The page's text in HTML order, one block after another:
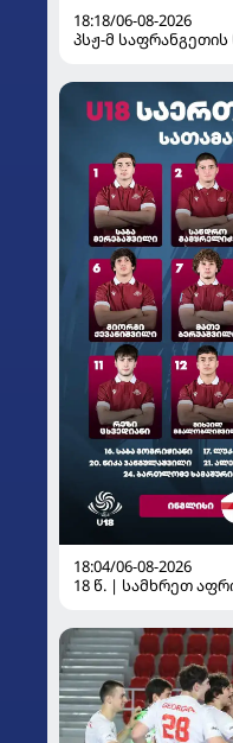
18:18/06-08-2026
პსჟ-მ
18:04/06-08-2026
18 წ. | სამხრეთ